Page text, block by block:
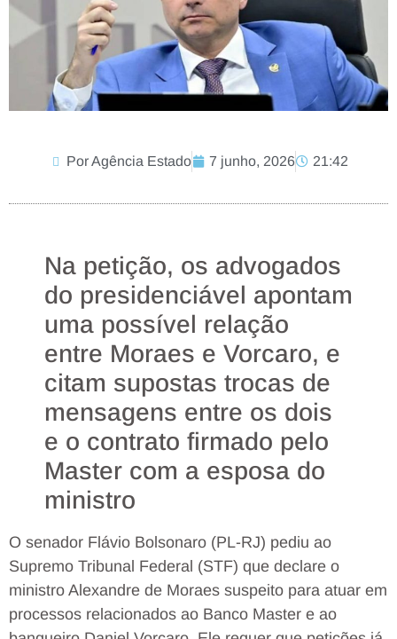
Por Agência Estado 7 junho, 2026 21:42
Na petição, os advogados
do presidenciável apontam
uma possível relação
entre Moraes e Vorcaro, e
citam supostas trocas de
mensagens entre os dois
e o contrato firmado pelo
Master com a esposa do
ministro
O senador Flávio Bolsonaro (PL-RJ) pediu ao
Supremo Tribunal Federal (STF) que declare o
ministro Alexandre de Moraes suspeito para atuar em
processos relacionados ao Banco Master e ao